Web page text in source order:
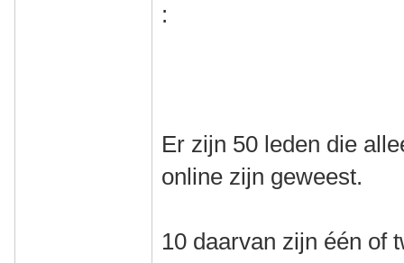
:
Er zijn 50 leden die
online zijn geweest.
10 daarvan zijn één of